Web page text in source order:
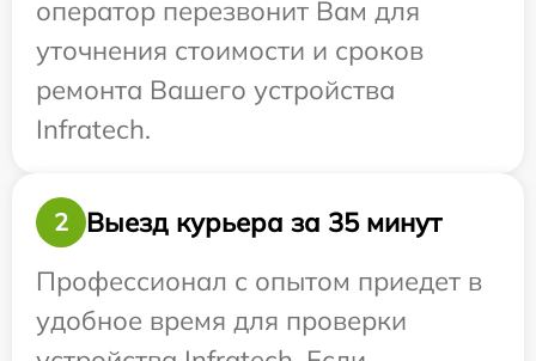
оператор перезвонит Вам для
уточнения стоимости и сроков
ремонта Вашего устройства
Infratech.
2
Выезд курьера за 35 минут
Профессионал с опытом приедет в
удобное время для проверки